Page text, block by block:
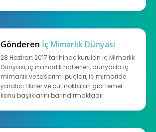
Gönderen İç Mimarlık Dünyası
28 Haziran 2017 tarihinde kurulan İç Mimarlık
Dünyası, iç mimarlık haberleri, dünyada iç
mimarlık ve tasarım ipuçları, iç mimaride
yaratıcı fikirler ve püf noktaları gibi temel
konu başlıklarını barındırmaktadır.